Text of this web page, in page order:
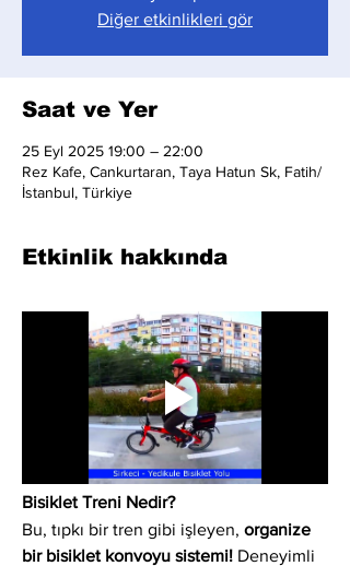
Diğer etkinlikleri gör
Saat ve Yer
25 Eyl 2025 19:00 – 22:00
Rez Kafe, Cankurtaran, Taya Hatun Sk, Fatih/
İstanbul, Türkiye
Etkinlik hakkında
Bisiklet Treni Nedir?
Bu, tıpkı bir tren gibi işleyen, organize
bir bisiklet konvoyu sistemi! Deneyimli